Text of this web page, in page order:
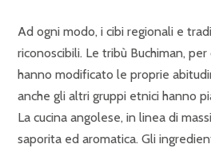
Ad ogni modo, i cibi regionali e
riconoscibili. Le tribù Buchiman,
hanno modificato le proprie
anche gli altri gruppi etnici hanno
La cucina angolese, in linea di
saporita ed aromatica. Gli